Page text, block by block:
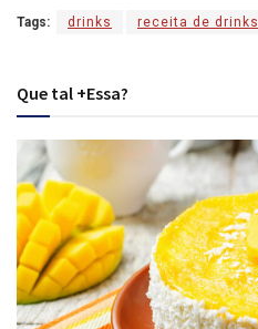
Tags: drinks receita de drinks
Que tal +Essa?